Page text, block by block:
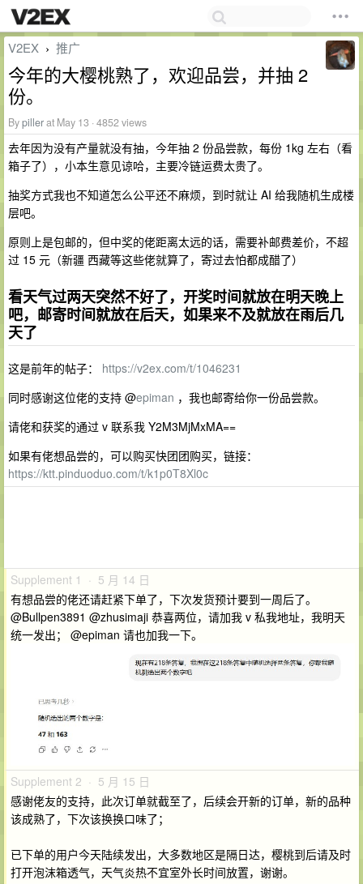
V2EX › 推广
今年的大樱桃熟了，欢迎品尝，并抽 2
份。
Bypillerat May 13 · 4852 views
去年因为没有产量就没有抽，今年抽 2 份品尝款，每份 1kg 左右（看
箱子了），小本生意见谅哈，主要冷链运费太贵了。
抽奖方式我也不知道怎么公平还不麻烦，到时就让 AI 给我随机生成楼
层吧。
原则上是包邮的，但中奖的佬距离太远的话，需要补邮费差价，不超
过 15 元（新疆 西藏等这些佬就算了，寄过去怕都成醋了）
看天气过两天突然不好了，开奖时间就放在明天晚上
吧，邮寄时间就放在后天，如果来不及就放在雨后几
天了
这是前年的帖子： https://v2ex.com/t/1046231
同时感谢这位佬的支持 @epiman ，我也邮寄给你一份品尝款。
请佬和获奖的通过 v 联系我 Y2M3MjMxMA==
如果有佬想品尝的，可以购买快团团购买，链接：
https://ktt.pinduoduo.com/t/k1p0T8Xl0c
Supplement 1 · 5 月 14 日
有想品尝的佬还请赶紧下单了，下次发货预计要到一周后了。
@Bullpen3891 @zhusimaji 恭喜两位，请加我 v 私我地址，我明天
统一发出； @epiman 请也加我一下。
Supplement 2 · 5 月 15 日
感谢佬友的支持，此次订单就截至了，后续会开新的订单，新的品种
该成熟了，下次该换换口味了；
已下单的用户今天陆续发出，大多数地区是隔日达，樱桃到后请及时
打开泡沫箱透气，天气炎热不宜室外长时间放置，谢谢。